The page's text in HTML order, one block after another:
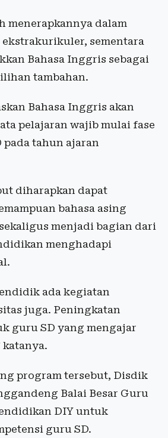
menerapkannya dalam
sementara
Bahasa Inggris sebagai
tambahan.
Bahasa Inggris akan
pelajaran wajib mulai fase
pada tahun ajaran
diharapkan dapat
bahasa asing
menjadi bagian dari
menghadapi
ada kegiatan
juga. Peningkatan
guru SD yang mengajar
katanya.
program tersebut, Disdik
Balai Besar Guru
DIY untuk
guru SD.